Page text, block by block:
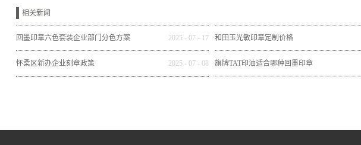
相关新闻
回墨印章六色套装企业部门分色方案 2025 -07 - 17 和田玉光敏印章定制价格
怀柔区新办企业刻章政策 2025 -07 -08 旗牌TAT印油适合哪种回墨印章